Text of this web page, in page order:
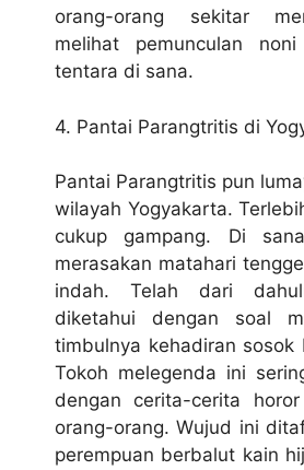
orang-orang sekitar
melihat pemunculan
tentara di sana.
4. Pantai Parangtritis di
Pantai Parangtritis pun
wilayah Yogyakarta.
cukup gampang. Di
merasakan matahari
indah. Telah dari
diketahui dengan soal
timbulnya kehadiran sosok
Tokoh melegenda ini
dengan cerita-cerita
orang-orang. Wujud ini
perempuan berbalut kain